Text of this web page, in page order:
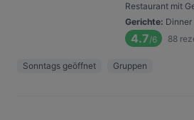
Restaurant mit
Gerichte: Dinner
4.7/6 88
Sonntags geöffnet Gruppen